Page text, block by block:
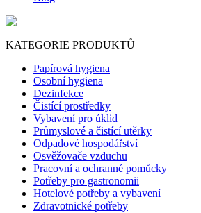
KATEGORIE PRODUKTŮ
Papírová hygiena
Osobní hygiena
Dezinfekce
Čistící prostředky
Vybavení pro úklid
Průmyslové a čistící utěrky
Odpadové hospodářství
Osvěžovače vzduchu
Pracovní a ochranné pomůcky
Potřeby pro gastronomii
Hotelové potřeby a vybavení
Zdravotnické potřeby